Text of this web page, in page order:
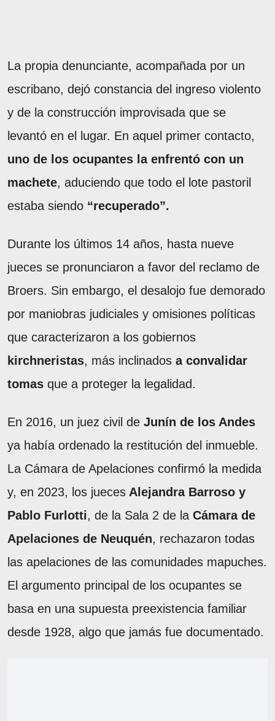
La propia denunciante, acompañada por un
escribano, dejó constancia del ingreso violento
y de la construcción improvisada que se
levantó en el lugar. En aquel primer contacto,
uno de los ocupantes la enfrentó con un
machete, aduciendo que todo el lote pastoril
estaba siendo “recuperado”.
Durante los últimos 14 años, hasta nueve
jueces se pronunciaron a favor del reclamo de
Broers. Sin embargo, el desalojo fue demorado
por maniobras judiciales y omisiones políticas
que caracterizaron a los gobiernos
kirchneristas, más inclinados a convalidar
tomas que a proteger la legalidad.
En 2016, un juez civil de Junín de los Andes
ya había ordenado la restitución del inmueble.
La Cámara de Apelaciones confirmó la medida
y, en 2023, los jueces Alejandra Barroso y
Pablo Furlotti, de la Sala 2 de la Cámara de
Apelaciones de Neuquén, rechazaron todas
las apelaciones de las comunidades mapuches.
El argumento principal de los ocupantes se
basa en una supuesta preexistencia familiar
desde 1928, algo que jamás fue documentado.